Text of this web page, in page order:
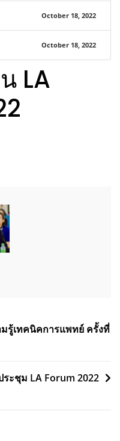
October 18, 2022
October 18, 2022
LA
รู้เทคนิคการแพทย์ ครั้งที่
ะชุม LA Forum 2022